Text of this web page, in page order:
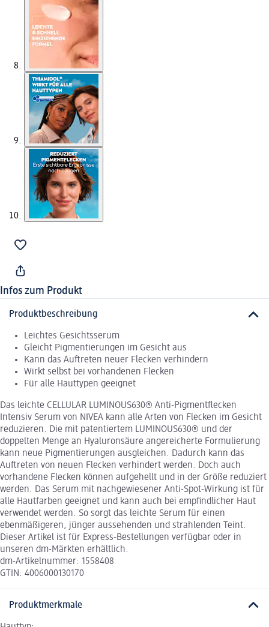
Infos zum Produkt
Produktbeschreibung
Leichtes Gesichtsserum
Gleicht Pigmentierungen im Gesicht aus
Kann das Auftreten neuer Flecken verhindern
Wirkt selbst bei vorhandenen Flecken
Für alle Hauttypen geeignet
Das leichte CELLULAR LUMINOUS630® Anti-Pigmentflecken
Intensiv Serum von NIVEA kann alle Arten von Flecken im Gesicht
reduzieren. Die mit patentiertem LUMINOUS630® und der
doppelten Menge an Hyaluronsäure angereicherte Formulierung
kann neue Pigmentierungen ausgleichen. Dadurch kann das
Auftreten von neuen Flecken verhindert werden. Doch auch
vorhandene Flecken können aufgehellt und in der Größe reduziert
werden. Das Serum mit nachgewiesener Anti-Spot-Wirkung ist für
alle Hautfarben geeignet und kann auch bei empfindlicher Haut
verwendet werden. So sorgt das leichte Serum für einen
ebenmäßigeren, jünger aussehenden und strahlenden Teint.
Dieser Artikel ist für Express-Bestellungen verfügbar oder in
unseren dm-Märkten erhältlich.
dm-Artikelnummer: 1558408
GTIN: 4006000130170
Produktmerkmale